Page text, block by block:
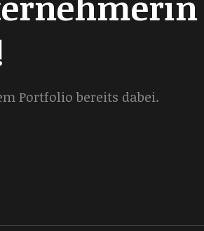
Portfolio bereits dabei.